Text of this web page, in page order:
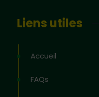
Liens utiles
Accueil
FAQs